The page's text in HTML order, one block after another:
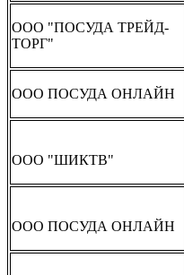
ООО "ПОСУДА ТРЕЙД-
ТОРГ"
ООО ПОСУДА ОНЛАЙН
ООО "ШИКТВ"
ООО ПОСУДА ОНЛАЙН